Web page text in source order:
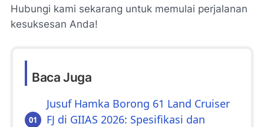
Hubungi kami sekarang untuk memulai perjalanan
kesuksesan Anda!
Baca Juga
Jusuf Hamka Borong 61 Land Cruiser
FJ di GIIAS 2026: Spesifikasi dan